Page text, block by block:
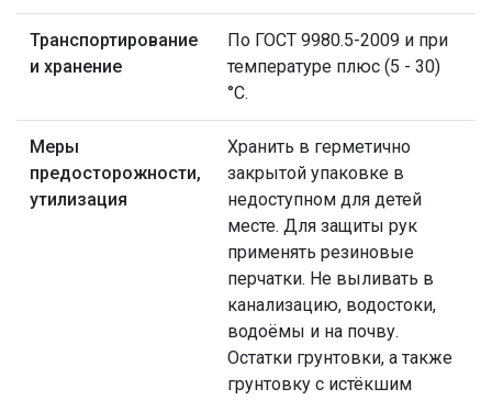
Транспортирование
и хранение
По ГОСТ 9980.5-2009 и при
температуре плюс (5 - 30)
°С.
Меры
предосторожности,
утилизация
Хранить в герметично
закрытой упаковке в
недоступном для детей
месте. Для защиты рук
применять резиновые
перчатки. Не выливать в
канализацию, водостоки,
водоёмы и на почву.
Остатки грунтовки, а также
грунтовку с истёкшим